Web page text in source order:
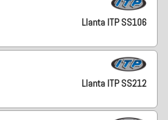
Llanta ITP SS106
Llanta ITP SS212